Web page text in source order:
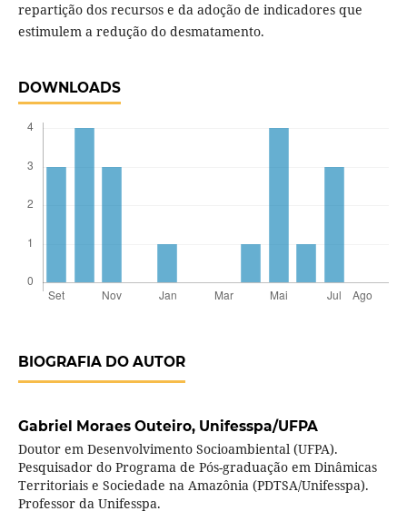
repartição dos recursos e da adoção de indicadores que
estimulem a redução do desmatamento.
DOWNLOADS
BIOGRAFIA DO AUTOR
Gabriel Moraes Outeiro, Unifesspa/UFPA
Doutor em Desenvolvimento Socioambiental (UFPA).
Pesquisador do Programa de Pós-graduação em Dinâmicas
Territoriais e Sociedade na Amazônia (PDTSA/Unifesspa).
Professor da Unifesspa.